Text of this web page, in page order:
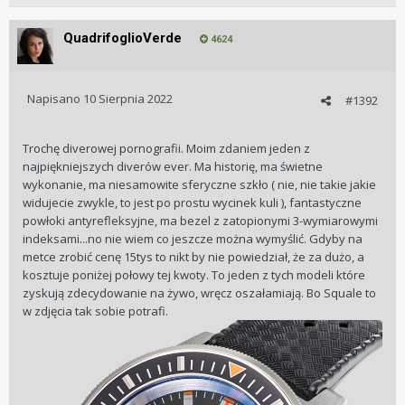
QuadrifoglioVerde 4624
#1392
Napisano 10 Sierpnia 2022
Trochę diverowej pornografii. Moim zdaniem jeden z
najpiękniejszych diverów ever. Ma historię, ma świetne
wykonanie, ma niesamowite sferyczne szkło ( nie, nie takie jakie
widujecie zwykle, to jest po prostu wycinek kuli ), fantastyczne
powłoki antyrefleksyjne, ma bezel z zatopionymi 3-wymiarowymi
indeksami...no nie wiem co jeszcze można wymyślić. Gdyby na
metce zrobić cenę 15tys to nikt by nie powiedział, że za dużo, a
kosztuje poniżej połowy tej kwoty. To jeden z tych modeli które
zyskują zdecydowanie na żywo, wręcz oszałamiają. Bo Squale to
w zdjęcia tak sobie potrafi.